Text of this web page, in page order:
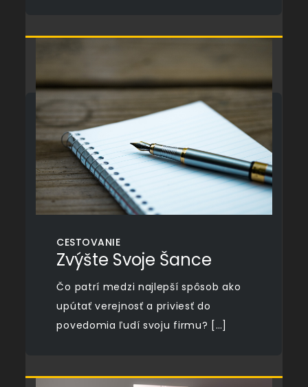
CESTOVANIE
Zvýšte Svoje Šance
Čo patrí medzi najlepší spôsob ako
upútať verejnosť a priviesť do
povedomia ľudí svoju firmu? […]